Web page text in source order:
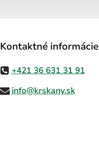
Kontaktné informácie
+421 36 631 31 91
info@krskany.sk